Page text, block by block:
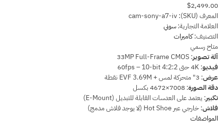
$2,499.00
المعرف (SKU):
cam-sony-a7-iv
العلامة التجارية:سوني
التصنيف:كاميرات
متاحرسمي
آلة تصوير:
33MP Full-Frame CMOS
فيديو:4K حتى 60fps – 10-bit 4:2:2
عرض: 3" متحركة لمس + EVF 3.69M نقطة
دقة الصورة:7008×4672 بكسل
تكبير: يعتمد على العدسات القابلة للتبديل (E-Mount)
فلاش:خارجي عبر Hot Shoe (لا يوجد فلاش مدمج)
المواصفات